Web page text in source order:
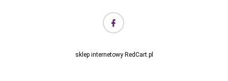
biuro@hokus.com.pl Informujemy, że w dniach 24.12.2025–
06.01.2026 realizacja zamówień w sklepie internetowym HOKUS
czasie zostaną zrealizowane od 07.01.2026 w standardowym
sklep internetowyRedCart.pl